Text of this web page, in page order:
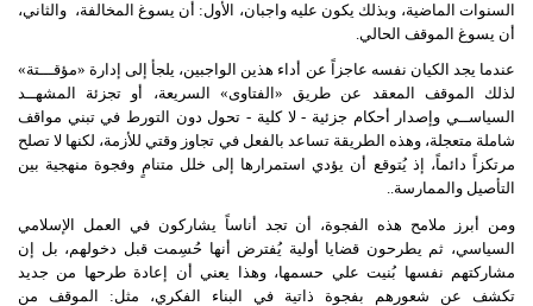
السنوات الماضية، وبذلك يكون عليه واجبان، الأول: أن يسوغ المخالفة، والثاني،
أن يسوغ الموقف الحالي.
عندما يجد الكيان نفسه عاجزاً عن أداء هذين الواجبين، يلجأ إلى إدارة «مؤقـــتة»
لذلك الموقف المعقد عن طريق «الفتاوى» السريعة، أو تجزئة المشهــد
السياســي وإصدار أحكام جزئية - لا كلية - تحول دون التورط في تبني مواقف
شاملة متعجلة، وهذه الطريقة تساعد بالفعل في تجاوز وقتي للأزمة، لكنها لا تصلح
مرتكزاً دائماً، إذ يُتوقع أن يؤدي استمرارها إلى خلل متنامٍ وفجوة منهجية بين
التأصيل والممارسة..
ومن أبرز ملامح هذه الفجوة، أن تجد أناساً يشاركون في العمل الإسلامي
السياسي، ثم يطرحون قضايا أولية يُفترض أنها حُسِمت قبل دخولهم، بل إن
مشاركتهم نفسها بُنيت علي حسمها، وهذا يعني أن إعادة طرحها من جديد
تكشف عن شعورهم بفجوة ذاتية في البناء الفكري، مثل: الموقف من